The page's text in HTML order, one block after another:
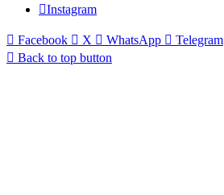
Instagram
Facebook X WhatsApp
Telegram
Back to top button